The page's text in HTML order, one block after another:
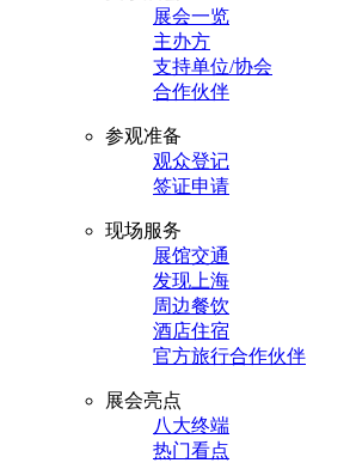
展会一览
主办方
支持单位/协会
合作伙伴
参观准备
观众登记
签证申请
现场服务
展馆交通
发现上海
周边餐饮
酒店住宿
官方旅行合作伙伴
展会亮点
八大终端
热门看点